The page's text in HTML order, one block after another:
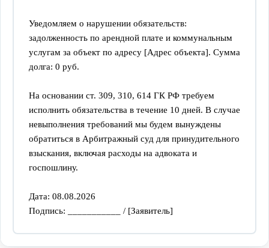
Уведомляем о нарушении обязательств:
задолженность по арендной плате и коммунальным
услугам за объект по адресу [Адрес объекта]. Сумма
долга: 0 руб.
На основании ст. 309, 310, 614 ГК РФ требуем
исполнить обязательства в течение 10 дней. В случае
невыполнения требований мы будем вынуждены
обратиться в Арбитражный суд для принудительного
взыскания, включая расходы на адвоката и
госпошлину.
Дата: 08.08.2026
Подпись: ___________ / [Заявитель]